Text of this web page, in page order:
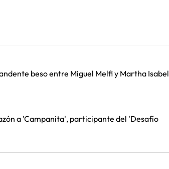
beso entre Miguel Melfi y Martha Isabel
a 'Campanita', participante del 'Desafío